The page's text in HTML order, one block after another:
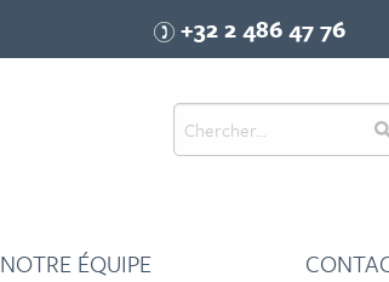
+32 2 486 47 76
NOTRE ÉQUIPE